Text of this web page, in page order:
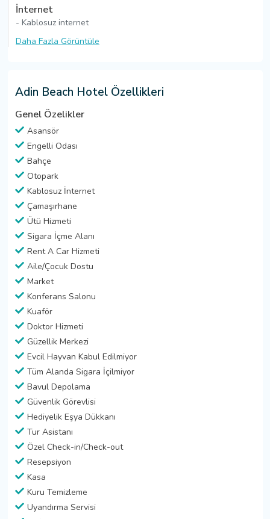
İnternet
- Kablosuz internet
Daha Fazla Görüntüle
Adin Beach Hotel Özellikleri
Genel Özelikler
Asansör
Engelli Odası
Bahçe
Otopark
Kablosuz İnternet
Çamaşırhane
Ütü Hizmeti
Sigara İçme Alanı
Rent A Car Hizmeti
Aile/Çocuk Dostu
Market
Konferans Salonu
Kuaför
Doktor Hizmeti
Güzellik Merkezi
Evcil Hayvan Kabul Edilmiyor
Tüm Alanda Sigara İçilmiyor
Bavul Depolama
Güvenlik Görevlisi
Hediyelik Eşya Dükkanı
Tur Asistanı
Özel Check-in/Check-out
Resepsiyon
Kasa
Kuru Temizleme
Uyandırma Servisi